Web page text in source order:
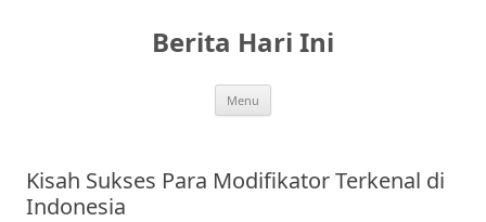
Berita Hari Ini
Menu
Kisah Sukses Para Modifikator Terkenal di
Indonesia